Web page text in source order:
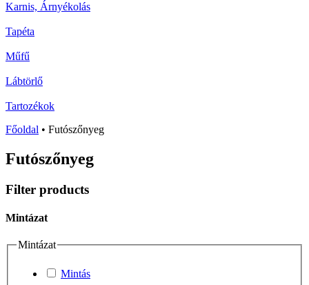
Karnis, Árnyékolás
Tapéta
Műfű
Lábtörlő
Tartozékok
Főoldal • Futószőnyeg
Futószőnyeg
Filter products
Mintázat
Mintázat
Mintás